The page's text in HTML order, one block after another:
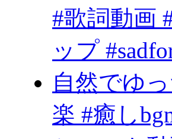
#歌詞動画
ップ
自然でゆ
楽 #癒し